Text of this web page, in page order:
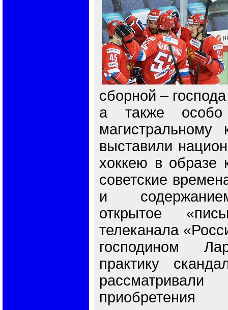
сборной –
а также особо
выставили
хоккею в образе
советские
и
открытое
телеканала
господином
практику